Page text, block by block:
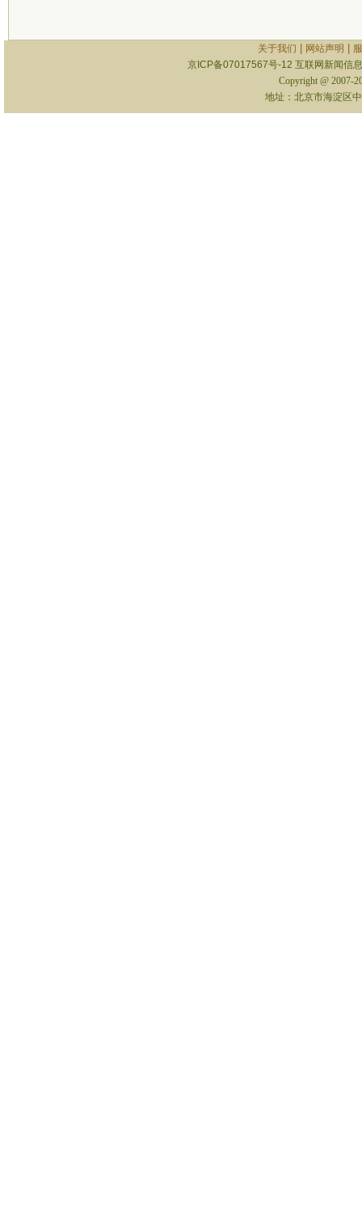
关于我们 网站声明
京ICP备07017567号-12 互联网新闻信
Copyright @ 2007-
地址：北京市海淀区